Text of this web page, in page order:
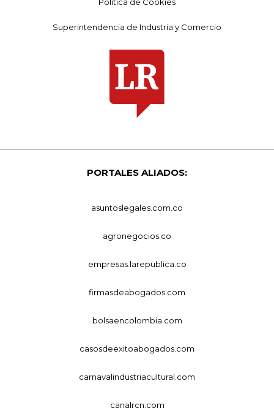
Superintendencia de Industria y Comercio
PORTALES ALIADOS:
asuntoslegales.com.co
agronegocios.co
empresas.larepublica.co
firmasdeabogados.com
bolsaencolombia.com
casosdeexitoabogados.com
carnavalindustriacultural.com
canalrcn.com